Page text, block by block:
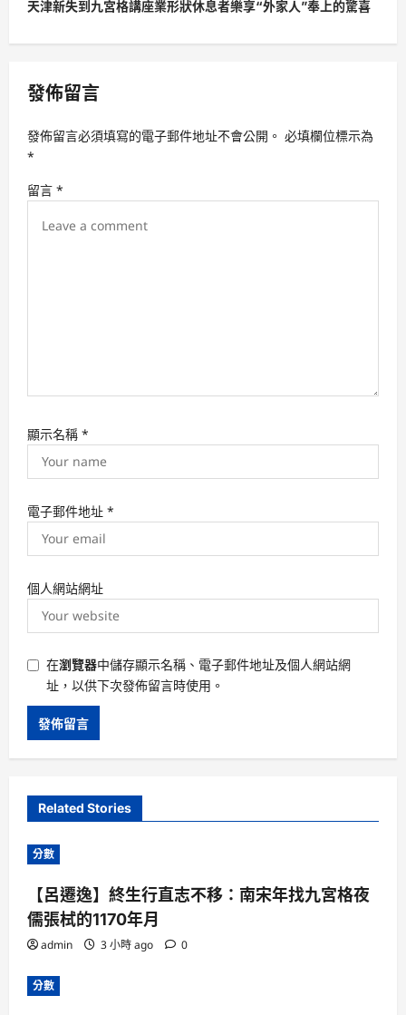
n
a
i
a
t
i
天津新失到九宮格講座業形狀休息者樂享“外家人”奉上的驚喜
發佈留言
發佈留言必須填寫的電子郵件地址不會公開。 必填欄位標示為
*
留言 *
顯示名稱 *
電子郵件地址 *
個人網站網址
在瀏覽器中儲存顯示名稱、電子郵件地址及個人網站網
址，以供下次發佈留言時使用。
Related Stories
分數
【呂遷逸】終生行直志不移：南宋年找九宮格夜
儒張栻的1170年月
admin 3 小時 ago 0
分數